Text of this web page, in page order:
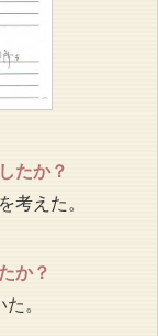
たか？
考えた。
か？
。